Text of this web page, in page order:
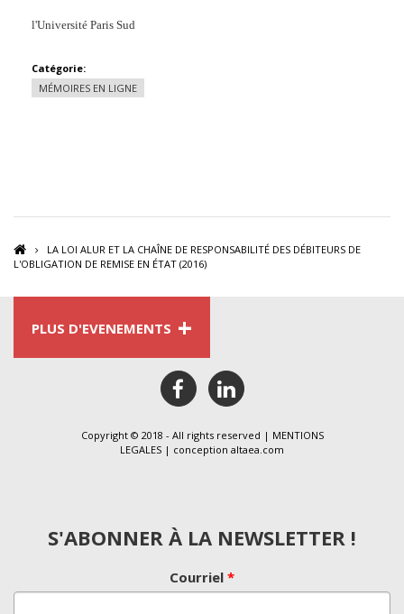
l'Université Paris Sud
Catégorie:
MÉMOIRES EN LIGNE
LA LOI ALUR ET LA CHAÎNE DE RESPONSABILITÉ DES DÉBITEURS DE
L'OBLIGATION DE REMISE EN ÉTAT (2016)
PLUS D'EVENEMENTS +
facebooklinkedin
Copyright © 2018 - All rights reserved | MENTIONS
LEGALES | conception altaea.com
S'ABONNER À LA NEWSLETTER !
Courriel *